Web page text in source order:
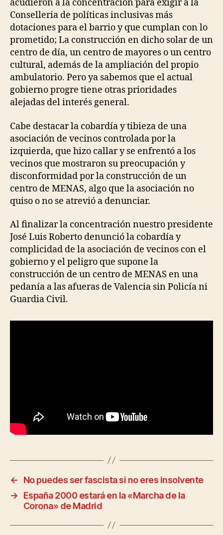
acudieron a la concentración para exigir a la
Conselleria de políticas inclusivas más
dotaciones para el barrio y que cumplan con lo
prometido; La construcción en dicho solar de un
centro de día, un centro de mayores o un centro
cultural, además de la ampliación del propio
ambulatorio. Pero ya sabemos que el actual
gobierno progre tiene otras prioridades
alejadas del interés general.
Cabe destacar la cobardía y tibieza de una
asociación de vecinos controlada por la
izquierda, que hizo callar y se enfrentó a los
vecinos que mostraron su preocupación y
disconformidad por la construcción de un
centro de MENAS, algo que la asociación no
quiso o no se atrevió a denunciar.
Al finalizar la concentración nuestro presidente
José Luis Roberto denunció la cobardía y
complicidad de la asociación de vecinos con el
gobierno y el peligro que supone la
construcción de un centro de MENAS en una
pedanía a las afueras de Valencia sin Policía ni
Guardia Civil.
←
No puedes ser fascista si no eres insolvente
→
España 2000 estará en la «Marcha de la
Corona» de Madrid